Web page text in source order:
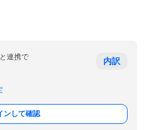
連携で 内訳
ンして確認